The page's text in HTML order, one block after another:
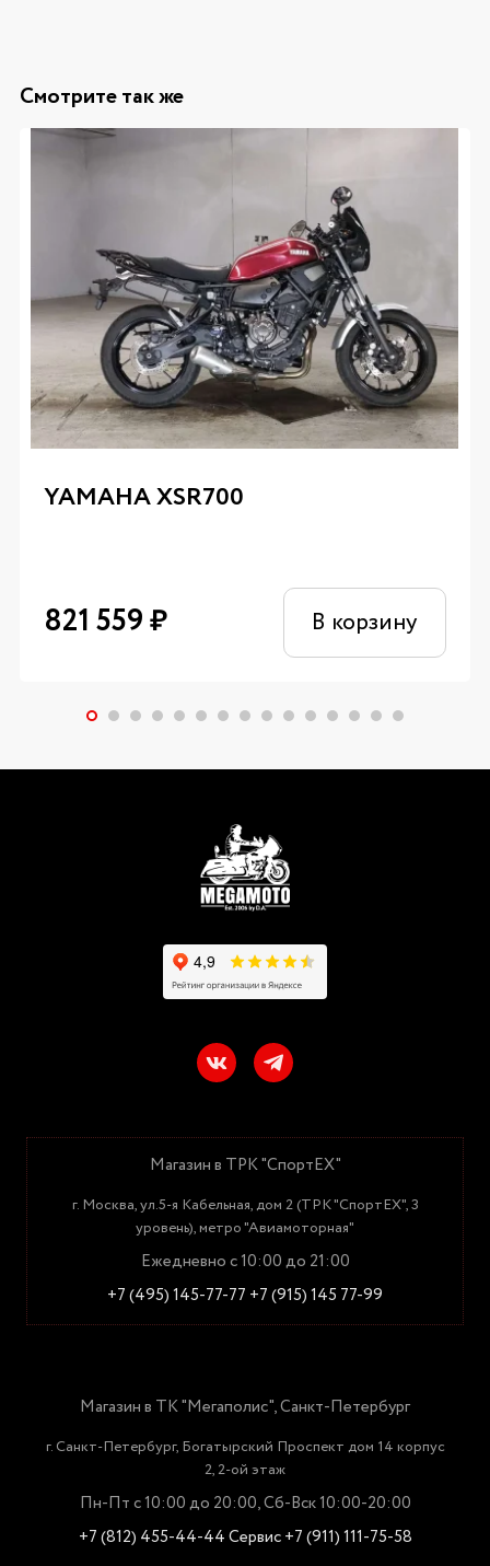
Смотрите так же
YAMAHA XSR700
821 559₽ В корзину
Магазин в ТРК "СпортЕХ"
г. Москва, ул.5-я Кабельная, дом 2 (ТРК "СпортЕХ", 3
уровень), метро "Авиамоторная"
Ежедневно с 10:00 до 21:00
+7 (495) 145-77-77 +7 (915) 145 77-99
Магазин в ТК "Мегаполис", Санкт-Петербург
г. Санкт-Петербург, Богатырский Проспект дом 14 корпус
2, 2-ой этаж
Пн-Пт с 10:00 до 20:00, Сб-Вск 10:00-20:00
+7 (812) 455-44-44Сервис +7 (911) 111-75-58